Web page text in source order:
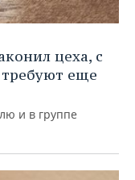
цеха, с
еще
и в группе